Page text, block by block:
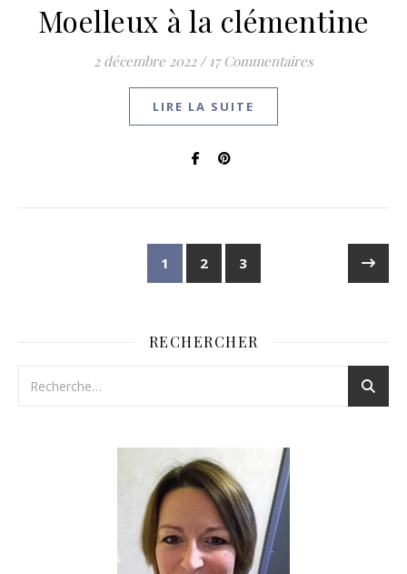
Moelleux à la clémentine
2 décembre 2022 / 17 Commentaires
LIRE LA SUITE
1 2 3
RECHERCHER